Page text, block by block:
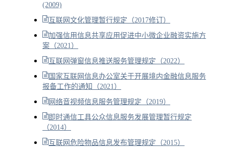
(2009)
互联网文化管理暂行规定（2017修订）
加强信用信息共享应用促进中小微企业融资实施方
案（2021）
互联网弹窗信息推送服务管理规定（2022）
国家互联网信息办公室关于开展境内金融信息服务
报备工作的通知（2021）
网络音视频信息服务管理规定（2019）
即时通信工具公众信息服务发展管理暂行规定
（2014）
互联网危险物品信息发布管理规定（2015）